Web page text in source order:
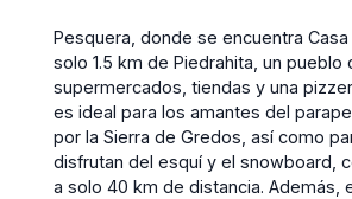
Pesquera, donde se encuentra
solo 1.5 km de Piedrahita, un pueblo
supermercados, tiendas y una
es ideal para los amantes del
por la Sierra de Gredos, así como
disfrutan del esquí y el snowboard,
a solo 40 km de distancia. Además,